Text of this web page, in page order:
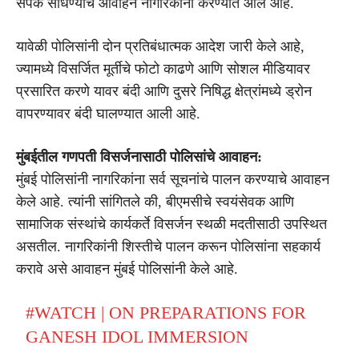
यावेळी पोलिसांनी दोन प्रतिबंधात्मक आदेश जारी केले आहे,
ज्यामध्ये विसर्जित मूर्तीचे फोटो काढणे आणि सोशल मीडियावर
प्रसारित करणे यावर बंदी आणि दुसरे निषिद्ध क्षेत्रांमध्ये ड्रोन
वापरण्यावर बंदी घालण्यात आली आहे.
मुंबईतील गणपती विसर्जनासाठी पोलिसांचे आवाहन:
मुंबई पोलिसांनी नागरिकांना सर्व सूचनांचे पालन करण्याचे आवाहन
केले आहे. त्यांनी सांगितले की, बीएमसीचे स्वयंसेवक आणि
सामाजिक संस्थांचे कार्यकर्ते विसर्जन स्थळी मदतीसाठी उपस्थित
असतील. नागरिकांनी शिस्तीचे पालन करून पोलिसांना सहकार्य
करावे असे आवाहन मुंबई पोलिसांनी केले आहे.
#WATCH | ON PREPARATIONS FOR
GANESH IDOL IMMERSION